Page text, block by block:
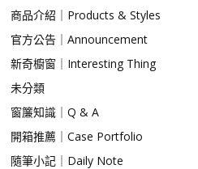
商品介紹｜Products & Styles
官方公告｜Announcement
新奇櫥窗｜Interesting Thing
未分類
窗簾知識｜Q & A
開箱推薦｜Case Portfolio
隨筆小記｜Daily Note